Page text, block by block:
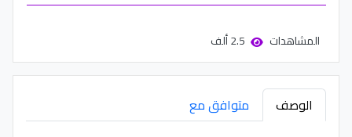
المشاهدات
الوصف
متوافق مع